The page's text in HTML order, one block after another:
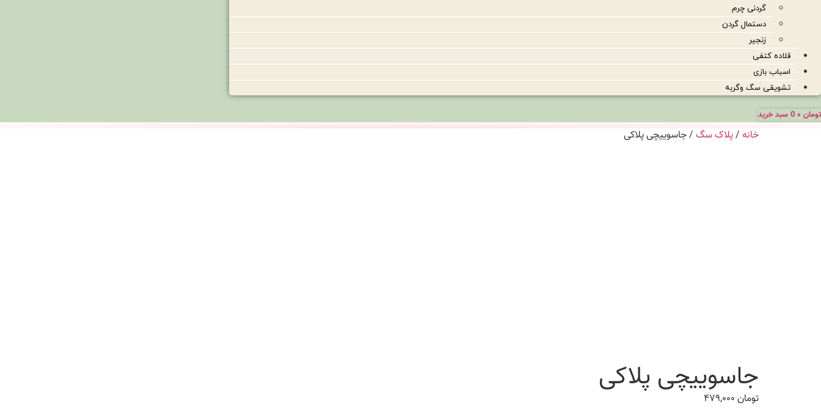
گردنی چرم
دستمال گردن
زنجیر
قلاده کتفی
اسباب بازی
تشویقی سگ وگربه
تومان 0 سبد خرید
خانه /پلاک سگ / جاسوییچی پلاکی
جاسوییچی پلاکی
تومان